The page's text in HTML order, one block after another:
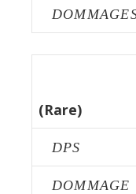
(Rare)
DPS
DOMMAGE